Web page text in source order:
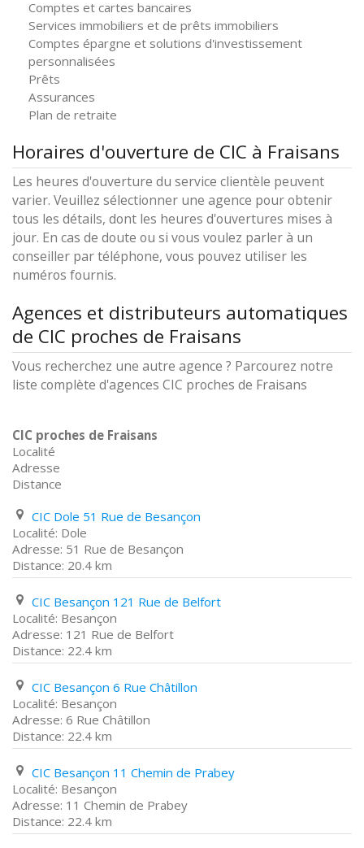
Comptes et cartes bancaires
Services immobiliers et de prêts immobiliers
Comptes épargne et solutions d'investissement
personnalisées
Prêts
Assurances
Plan de retraite
Horaires d'ouverture de CIC à Fraisans
Les heures d'ouverture du service clientèle peuvent
varier. Veuillez sélectionner une agence pour obtenir
tous les détails, dont les heures d'ouvertures mises à
jour. En cas de doute ou si vous voulez parler à un
conseiller par téléphone, vous pouvez utiliser les
numéros fournis.
Agences et distributeurs automatiques
de CIC proches de Fraisans
Vous recherchez une autre agence ? Parcourez notre
liste complète d'agences CIC proches de Fraisans
CIC proches de Fraisans
Localité
Adresse
Distance
CIC Dole 51 Rue de Besançon
Dole
51 Rue de Besançon
20.4 km
CIC Besançon 121 Rue de Belfort
Besançon
121 Rue de Belfort
22.4 km
CIC Besançon 6 Rue Châtillon
Besançon
6 Rue Châtillon
22.4 km
CIC Besançon 11 Chemin de Prabey
Besançon
11 Chemin de Prabey
22.4 km